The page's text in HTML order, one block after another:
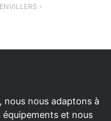
nous nous adaptons à
et nous